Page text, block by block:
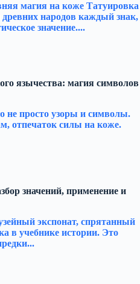
магия на коже Татуировка
народов каждый знак,
значение....
язычества: магия символов
не просто узоры и символы.
отпечаток силы на коже.
значений, применение и
экспонат, спрятанный
в учебнике истории. Это